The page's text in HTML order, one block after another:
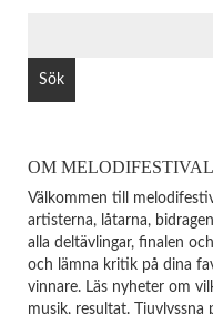
OM
Välkommen till
artisterna, låtarna,
alla deltävlingar, finalen
och lämna kritik på dina
vinnare. Läs nyheter om
musik, resultat.